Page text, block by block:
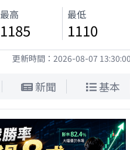
最高
1185
最低
1110
更新時間： 2026-08-07 13:30:00
新聞 基本